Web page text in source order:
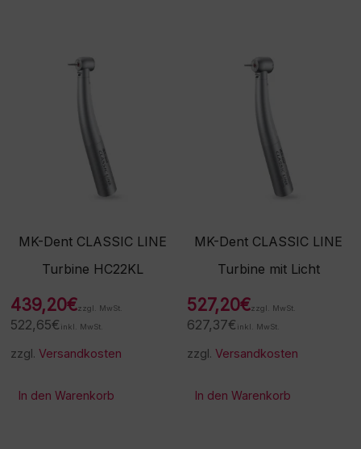
MK-Dent CLASSIC LINE
Turbine HC22KL
439,20€zzgl. MwSt.
522,65€ inkl. MwSt.
zzgl.Versandkosten
In den Warenkorb
MK-Dent CLASSIC LINE
Turbine mit Licht
527,20€zzgl. MwSt.
627,37€ inkl. MwSt.
zzgl.Versandkosten
In den Warenkorb